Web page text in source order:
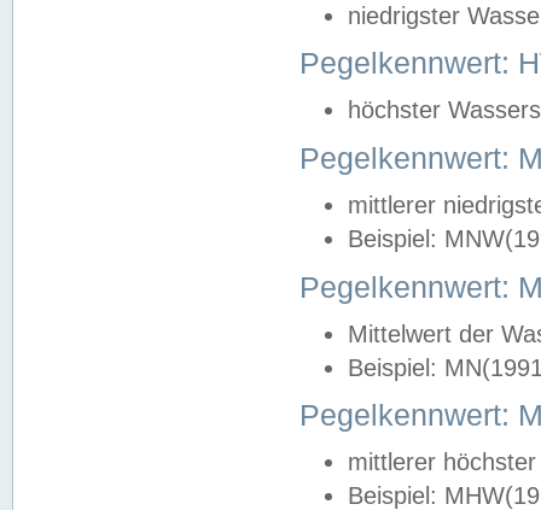
niedrigster
Pegelkennwert:
höchster
Pegelkennwert:
mittlerer
Beispiel:
Pegelkennwert:
Mittelwert der
Beispiel:
Pegelkennwert:
mittlerer
Beispiel: